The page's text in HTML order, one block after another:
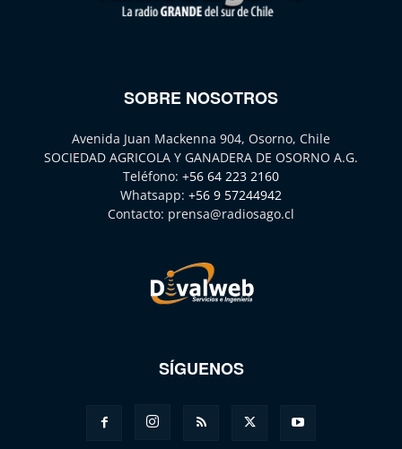
SOBRE NOSOTROS
Avenida Juan Mackenna 904, Osorno, Chile
SOCIEDAD AGRICOLA Y GANADERA DE OSORNO A.G.
Teléfono: +56 64 223 2160
Whatsapp: +56 9 57244942
Contacto: prensa@radiosago.cl
SÍGUENOS